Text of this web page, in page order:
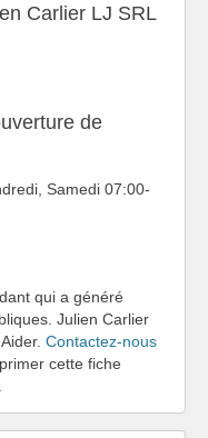
Carlier LJ SRL
de
Samedi 07:00-
qui a généré
Julien Carlier
Contactez-nous
cette fiche